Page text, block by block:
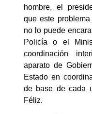
hombre, el
que este
no lo puede
Policía o el
coordinación
aparato de
Estado en
de base de cada
Féliz.